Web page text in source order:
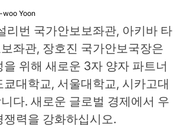
woo Yoon
리번 국가안보보좌관, 아키바 타
좌관, 장호진 국가안보국장은
위해 새로운 3자 양자 파트너
대학교, 서울대학교, 시카고대
다. 새로운 글로벌 경제에서 우
쟁력을 강화하십시오.